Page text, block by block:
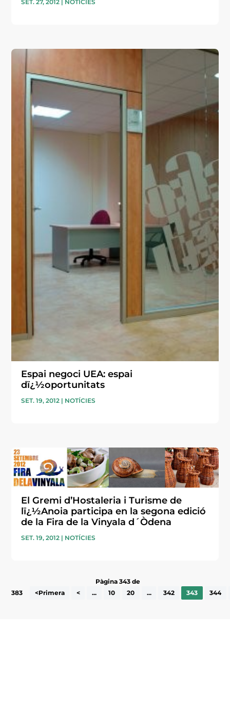
SET. 27, 2012 NOTÍCIES
Espai negoci UEA: espai
dï¿½oportunitats
SET. 19, 2012 | NOTÍCIES
El Gremi d’Hostaleria i Turisme de
lï¿½Anoia participa en la segona edició
de la Fira de la Vinyala d´Òdena
SET. 19, 2012 | NOTÍCIES
Pàgina 343 de
383
<Primera < ... 10 20 ... 342 343 344